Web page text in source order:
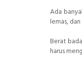
Ada
lemas,
Berat
harus